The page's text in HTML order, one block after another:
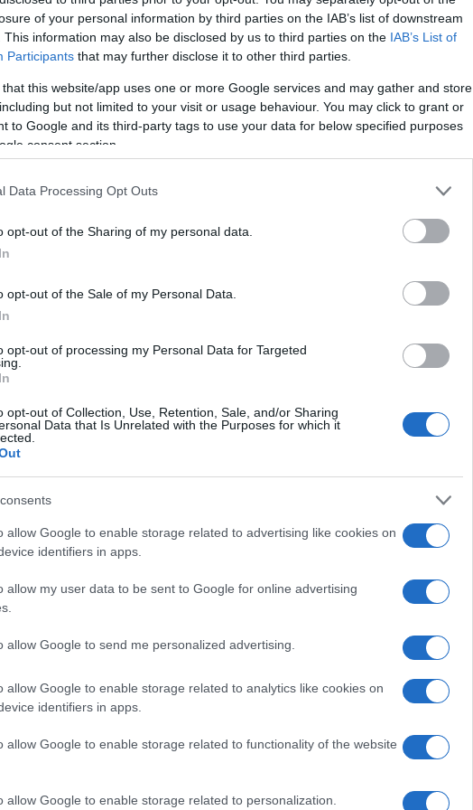
of your personal information by third parties on the IAB’s list of downstream
This information may also be disclosed by us to third parties on the IAB’s List of
Participants that may further disclose it to other third parties.
that this website/app uses one or more Google services and may gather and store
but not limited to your visit or usage behaviour. You may click to grant or
to Google and its third-party tags to use your data for below specified purposes
consent section.
Data Processing Opt Outs
opt-out of the Sharing of my personal data.
opt-out of the Sale of my Personal Data.
opt-out of processing my Personal Data for Targeted
opt-out of Collection, Use, Retention, Sale, and/or Sharing
Data that Is Unrelated with the Purposes for which it
allow Google to enable storage related to advertising like cookies on
identifiers in apps.
allow my user data to be sent to Google for online advertising
allow Google to send me personalized advertising.
allow Google to enable storage related to analytics like cookies on
identifiers in apps.
allow Google to enable storage related to functionality of the website
allow Google to enable storage related to personalization.
πραγματοποιήθηκε την Παρασκευή
της Φιλαρμονικής Κυνοπιαστών υπό την
ιδρύματος, το μουσικό σώμα της Φιλαρμονικής
προς τιμήν του Οικουμενικού Πατριάρχη
του.
Κυνοπιαστών στο μαγευτικό και
ιδρύματος, ένα από τα λίγα
που λειτουργεί 126 χρόνια στην
είναι η πρώτη φορά που φιλαρμονική από την
για τον Ελληνισμό.
του Ζωγραφείου Εκπαιδευτικού Ιδρύματος της
τιμήν του Οικουμενικού Πατριάρχη κ.κ.
Βαρθολομαίος είναι ανακηρυγμένος επίτιμος
Συμβουλίου το 2014.
Facebook